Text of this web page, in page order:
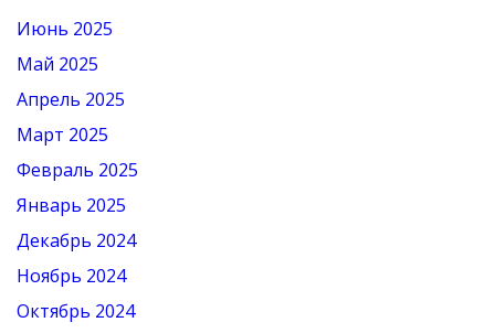
Июнь 2025
Май 2025
Апрель 2025
Март 2025
Февраль 2025
Январь 2025
Декабрь 2024
Ноябрь 2024
Октябрь 2024